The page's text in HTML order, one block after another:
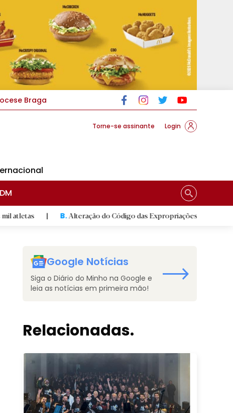
Braga
Torne-se assinante Login
| B.Alteração do Código das Expropriações pode ajudar construção
Google Notícias
Siga o Diário do Minho na Google e
leia as notícias em primeira mão!
Relacionadas.